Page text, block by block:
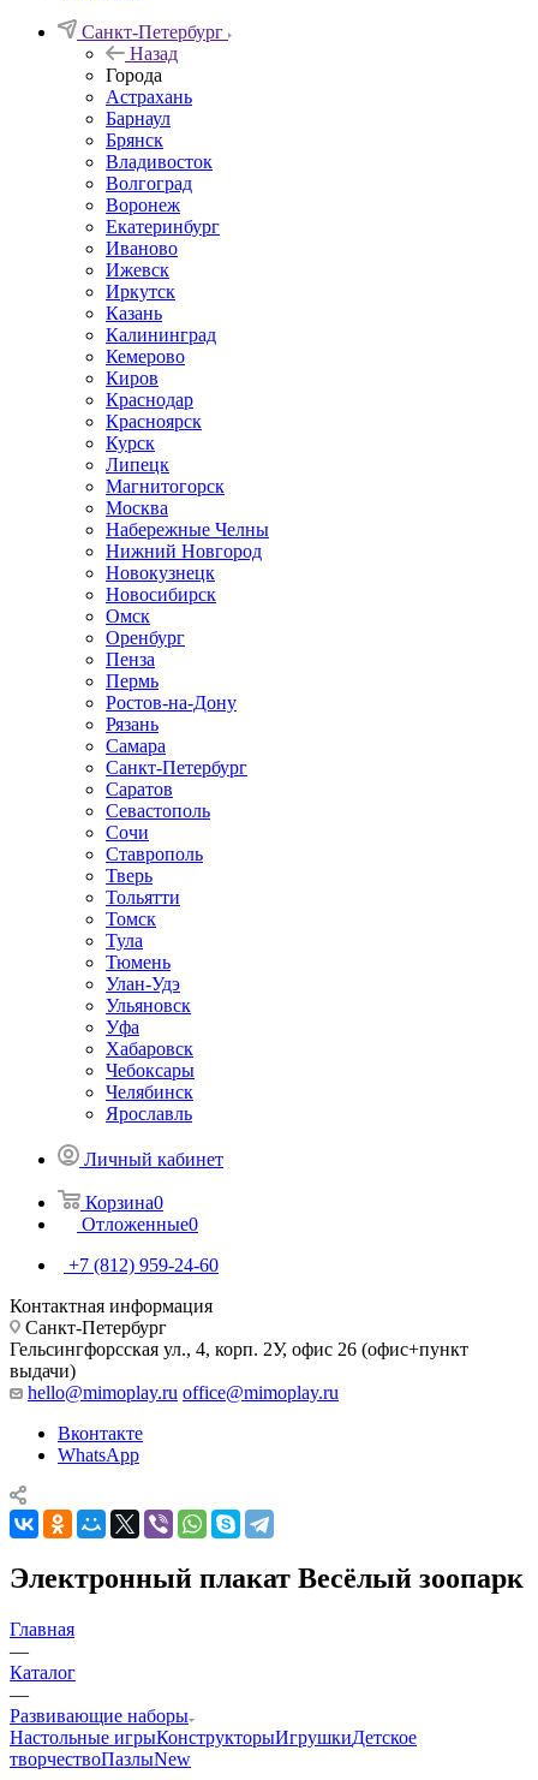
Санкт-Петербург
Назад
Города
Астрахань
Барнаул
Брянск
Владивосток
Волгоград
Воронеж
Екатеринбург
Иваново
Ижевск
Иркутск
Казань
Калининград
Кемерово
Киров
Краснодар
Красноярск
Курск
Липецк
Магнитогорск
Москва
Набережные Челны
Нижний Новгород
Новокузнецк
Новосибирск
Омск
Оренбург
Пенза
Пермь
Ростов-на-Дону
Рязань
Самара
Санкт-Петербург
Саратов
Севастополь
Сочи
Ставрополь
Тверь
Тольятти
Томск
Тула
Тюмень
Улан-Удэ
Ульяновск
Уфа
Хабаровск
Чебоксары
Челябинск
Ярославль
Личный кабинет
Корзина0
Отложенные0
+7 (812) 959-24-60
Контактная информация
Санкт-Петербург
Гельсингфорсская ул., 4, корп. 2У, офис 26 (офис+пункт
выдачи)
hello@mimoplay.ru office@mimoplay.ru
Вконтакте
WhatsApp
Электронный плакат Весёлый зоопарк
Главная
—
Каталог
—
Развивающие наборы
Настольные игрыКонструкторыИгрушкиДетское
творчествоПазлыNew